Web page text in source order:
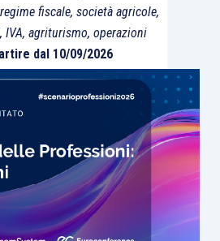
fiscale, società agricole,
IVA, agriturismo, operazioni
dal 10/09/2026